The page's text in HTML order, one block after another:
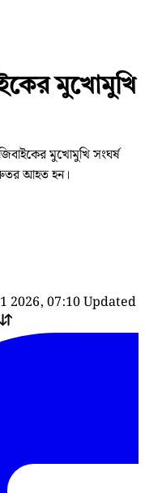
মুখোমুখি
মুখোমুখি সংঘর্ষ
আহত হন।
2026, 07:10Updated